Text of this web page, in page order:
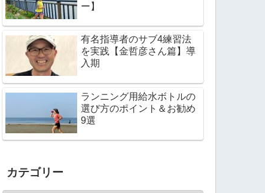
ー】
有名指導者のサブ4練習法
を実践【金哲彦さん篇】導
入期
ランニング用給水ボトルの
選び方のポイント＆お勧め
9選
カテゴリー